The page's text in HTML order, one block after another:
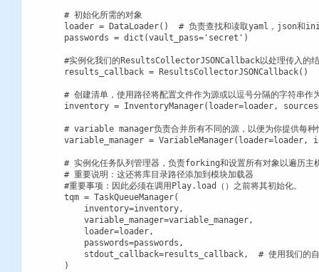
# 初始化所需的对象
loader = DataLoader()  # 负责查找和读取yaml，json和
passwords = dict(vault_pass='secret')
#实例化我们的ResultsCollectorJSONCallback以处理传入的结
results_callback = ResultsCollectorJSONCallback()
# 创建清单，使用路径将配置文件作为源或以逗号分隔的字符串作
inventory = InventoryManager(loader=loader,
# variable manager负责合并所有不同的源，以便为你提供每种
variable_manager = VariableManager(loader=loader,
# 实例化任务队列管理器，负责forking和设置所有对象以遍历主
# 重要说明：这还将库目录路径添加到模块加载器
#重要事项：因此必须在调用Play.load（）之前将其初始化。
tqm = TaskQueueManager(
inventory=inventory,
variable_manager=variable_manager,
loader=loader,
passwords=passwords,
stdout_callback=results_callback,  # 使用我们的自定义
)